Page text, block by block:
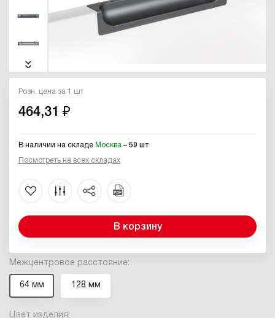
Межцентровое расстояние:
64 мм 128 мм
Цвет изделия:
Розн. цена за 1 шт
464,31 ₽
В наличии на складе Москва – 59 шт
Посмотреть на всех складах
В корзину